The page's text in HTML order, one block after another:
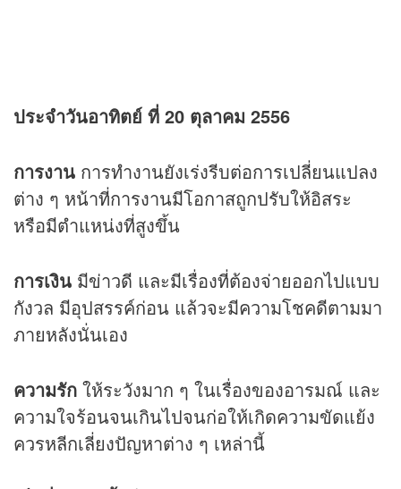
ประจำวันอาทิตย์ ที่ 20 ตุลาคม 2556
การงาน การทำงานยังเร่งรีบต่อการเปลี่ยนแปลง
ต่าง ๆ หน้าที่การงานมีโอกาสถูกปรับให้อิสระ
หรือมีตำแหน่งที่สูงขึ้น
การเงิน มีข่าวดี และมีเรื่องที่ต้องจ่ายออกไปแบบ
กังวล มีอุปสรรค์ก่อน แล้วจะมีความโชคดีตามมา
ภายหลังนั่นเอง
ความรัก ให้ระวังมาก ๆ ในเรื่องของอารมณ์ และ
ความใจร้อนจนเกินไปจนก่อให้เกิดความขัดแย้ง
ควรหลีกเลี่ยงปัญหาต่าง ๆ เหล่านี้